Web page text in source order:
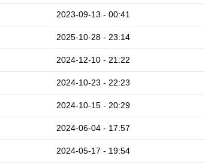
2023-09-13 - 00:41
2025-10-28 - 23:14
2024-12-10 - 21:22
2024-10-23 - 22:23
2024-10-15 - 20:29
2024-06-04 - 17:57
2024-05-17 - 19:54